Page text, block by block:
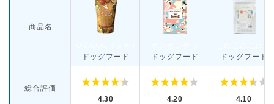
商品名
ドッグフード
ドッグフード
ドッグフード
総合評価
4.30
4.20 4.10